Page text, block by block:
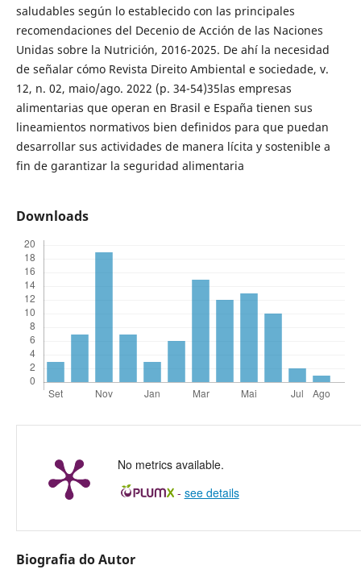
saludables según lo establecido con las principales
recomendaciones del Decenio de Acción de las Naciones
Unidas sobre la Nutrición, 2016-2025. De ahí la necesidad
de señalar cómo Revista Direito Ambiental e sociedade, v.
12, n. 02, maio/ago. 2022 (p. 34-54)35las empresas
alimentarias que operan en Brasil e España tienen sus
lineamientos normativos bien definidos para que puedan
desarrollar sus actividades de manera lícita y sostenible a
fin de garantizar la seguridad alimentaria
Downloads
No metrics available.
- see details
Biografia do Autor